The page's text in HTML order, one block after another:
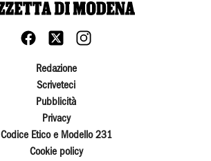
Redazione
Scriveteci
Pubblicità
Privacy
Codice Etico e Modello 231
Cookie policy